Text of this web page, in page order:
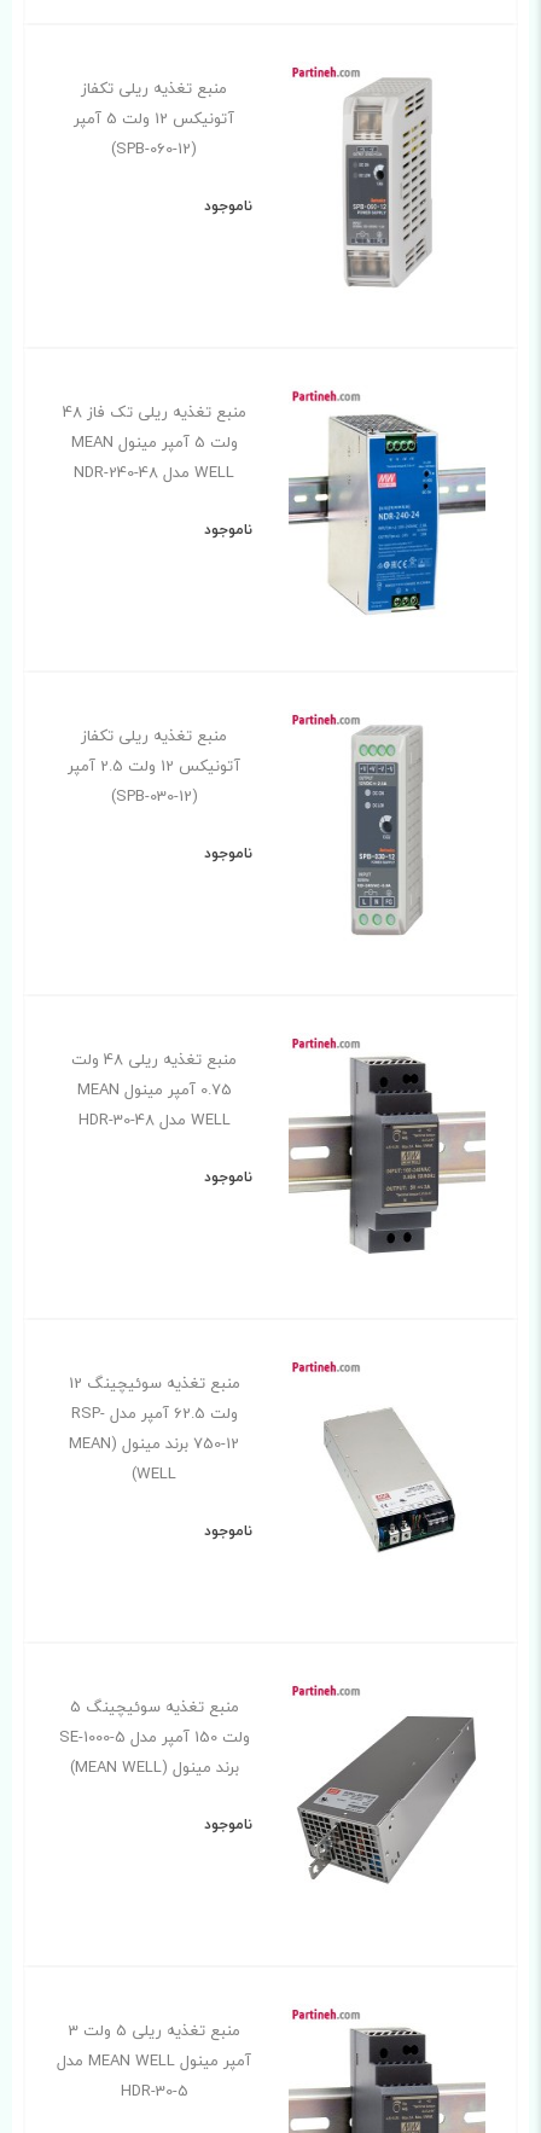
منبع تغذیه ریلی تکفاز
آتونیکس 12 ولت 5 آمپر
(SPB-060-12)
ناموجود
منبع تغذیه ریلی تک فاز 48
ولت 5 آمپر مینول MEAN
WELL مدل NDR-240-48
ناموجود
منبع تغذیه ریلی تکفاز
آتونیکس 12 ولت 2.5 آمپر
(SPB-030-12)
ناموجود
منبع تغذیه ریلی 48 ولت
0.75 آمپر مینول MEAN
WELL مدل HDR-30-48
ناموجود
منبع تغذیه سوئیچینگ 12
ولت 62.5 آمپر مدل RSP-
750-12 برند مینول (MEAN
WELL)
ناموجود
منبع تغذیه سوئیچینگ 5
ولت 150 آمپر مدل SE-1000-5
برند مینول (MEAN WELL)
ناموجود
منبع تغذیه ریلی 5 ولت 3
آمپر مینول MEAN WELL مدل
HDR-30-5